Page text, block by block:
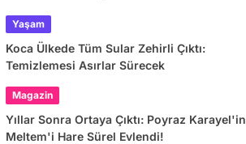
Yaşam
Koca Ülkede Tüm Sular Zehirli Çıktı:
Temizlemesi Asırlar Sürecek
Magazin
Yıllar Sonra Ortaya Çıktı: Poyraz Karayel'in
Meltem'i Hare Sürel Evlendi!